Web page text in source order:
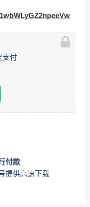
支付
付款
提供高速下载